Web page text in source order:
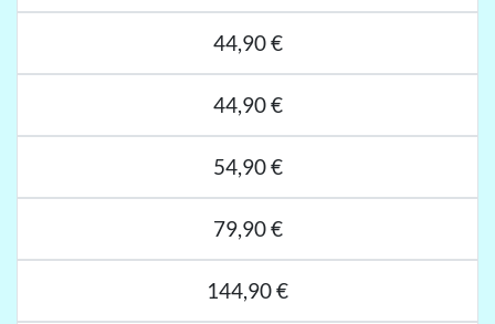
44,90 €
44,90 €
54,90 €
79,90 €
144,90 €